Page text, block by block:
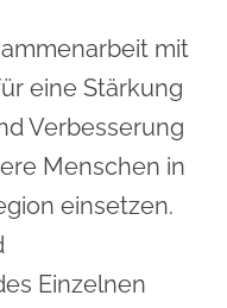
mit
eine Stärkung
Verbesserung
Menschen in
einsetzen.
Einzelnen